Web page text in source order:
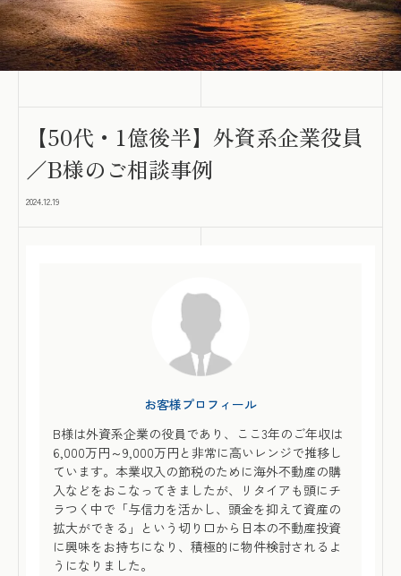
【50代・1億後半】外資系企業役員
／B様のご相談事例
2024.12.19
お客様プロフィール
B様は外資系企業の役員であり、ここ3年のご年収は
6,000万円～9,000万円と非常に高いレンジで推移し
ています。本業収入の節税のために海外不動産の購
入などをおこなってきましたが、リタイアも頭にチ
ラつく中で「与信力を活かし、頭金を抑えて資産の
拡大ができる」という切り口から日本の不動産投資
に興味をお持ちになり、積極的に物件検討されるよ
うになりました。